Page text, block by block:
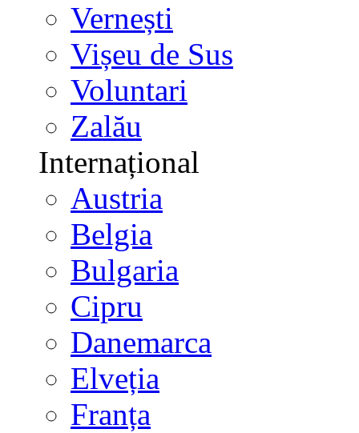
Vernești
Vișeu de Sus
Voluntari
Zalău
Internațional
Austria
Belgia
Bulgaria
Cipru
Danemarca
Elveția
Franța